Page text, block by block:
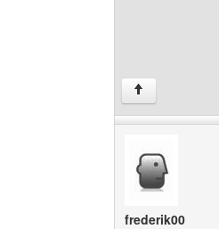
↑
frederik00